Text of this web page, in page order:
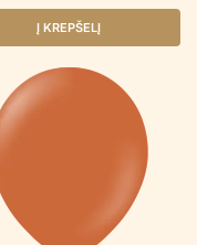
Į KREPŠELĮ